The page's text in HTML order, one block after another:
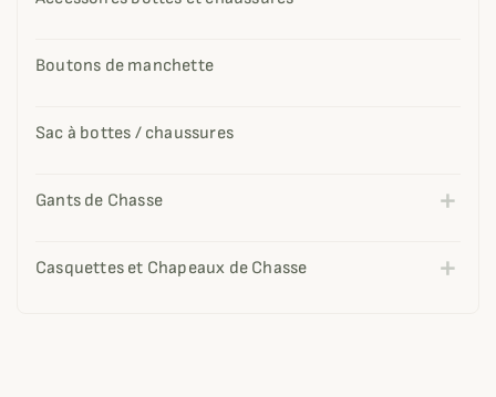
Boutons de manchette
Sac à bottes / chaussures
Gants de Chasse
Casquettes et Chapeaux de Chasse